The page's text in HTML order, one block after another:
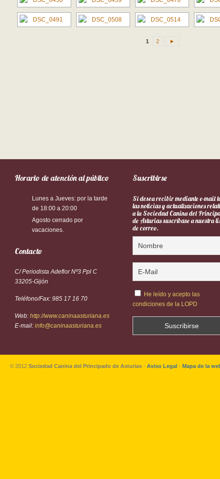
1 2 ►
Horario de atención al público
Lunes a Jueves: por la tarde
de 18:00 a 20:00
Agosto cerrado por
vacaciones.
Contacto
C/ Periodista Adeflor Nº3 Ppl C
33205-Gijón
Teléfono/Fax: 985 17 16 70
Web: http://www.caninaasturiana.es
E-mail: info@caninaasturiana.es
Suscribirse
Si desea recibir mediante e-mail
las noticias y actualizaciones
a la Sociedad Canina del
de Asturias suscríbase a nuestra
de correo.
He leído y acepto las
condiciones de la LOPD
© 2012 Sociedad Canina del Principado de Asturias - Aviso Legal - Mapa de la